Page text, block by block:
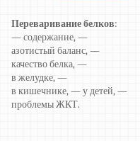
Переваривание белков:
— содержание, —
азотистый баланс, —
качество белка, —
в желудке, —
в кишечнике, — у детей, —
проблемы ЖКТ.